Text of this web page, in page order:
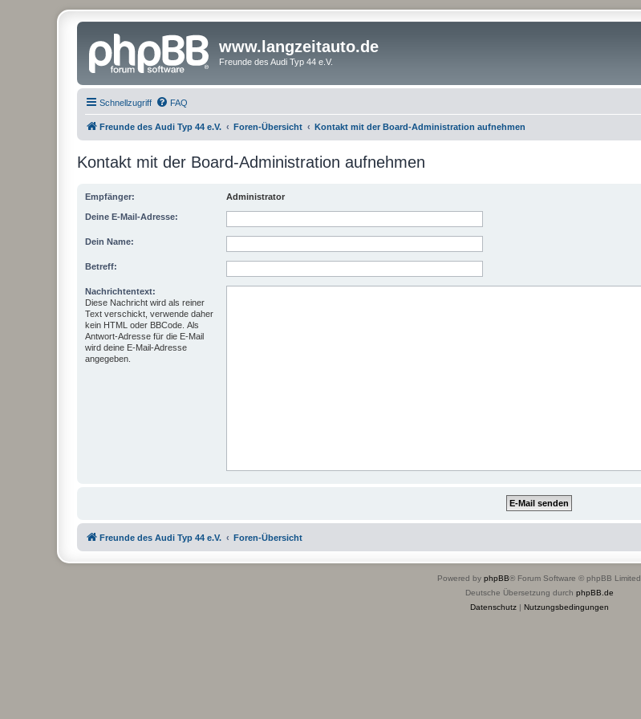
www.langzeitauto.de
Freunde des Audi Typ 44 e.V.
Schnellzugriff FAQ
Freunde des Audi Typ 44 e.V. Foren-Übersicht Kontakt mit der Board-Administration aufnehmen
Kontakt mit der Board-Administration aufnehmen
Empfänger: Administrator
Deine E-Mail-Adresse:
Dein Name:
Betreff:
Nachrichtentext:
Diese Nachricht wird als reiner
Text verschickt, verwende daher
kein HTML oder BBCode. Als
Antwort-Adresse für die E-Mail
wird deine E-Mail-Adresse
angegeben.
Freunde des Audi Typ 44 e.V. Foren-Übersicht
Powered by phpBB® Forum Software © phpBB Limited
Deutsche Übersetzung durch phpBB.de
Datenschutz| Nutzungsbedingungen